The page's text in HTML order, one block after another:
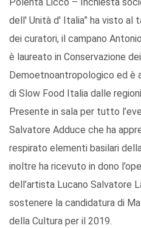
Polenta Licco – Inchiesta
dell' Unità d' Italia” ha visto al
dei curatori, il campano
è laureato in Conservazione
Demoetnoantropologico ed è
di Slow Food Italia dalle
Presente in sala per tutto
Salvatore Adduce che ha
respirato elementi basilari
inoltre ha ricevuto in dono
dell’artista Lucano Salvatore
sostenere la candidatura di
della Cultura per il 2019.